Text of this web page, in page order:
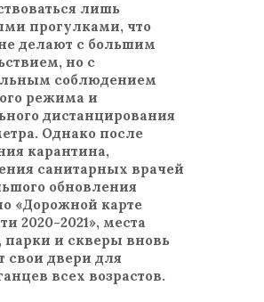
лишь
прогулками, что
делают с большим
но с
соблюдением
режима и
дистанцирования
Однако после
карантина,
санитарных врачей
обновления
«Дорожной карте
2020-2021», места
парки и скверы вновь
свои двери для
всех возрастов.